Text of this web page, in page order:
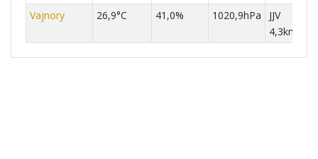
Vajnory 26,9°C 41,0% 1020,9hPa
JJV
4,3km/h